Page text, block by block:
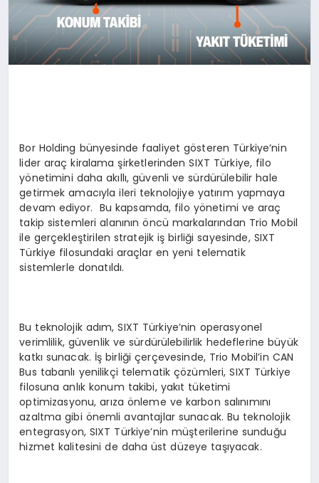
Bor Holding bünyesinde faaliyet gösteren Türkiye’nin
lider araç kiralama şirketlerinden SIXT Türkiye, filo
yönetimini daha akıllı, güvenli ve sürdürülebilir hale
getirmek amacıyla ileri teknolojiye yatırım yapmaya
devam ediyor. Bu kapsamda, filo yönetimi ve araç
takip sistemleri alanının öncü markalarından Trio Mobil
ile gerçekleştirilen stratejik iş birliği sayesinde, SIXT
Türkiye filosundaki araçlar en yeni telematik
sistemlerle donatıldı.
Bu teknolojik adım, SIXT Türkiye’nin operasyonel
verimlilik, güvenlik ve sürdürülebilirlik hedeflerine büyük
katkı sunacak. İş birliği çerçevesinde, Trio Mobil’in CAN
Bus tabanlı yenilikçi telematik çözümleri, SIXT Türkiye
filosuna anlık konum takibi, yakıt tüketimi
optimizasyonu, arıza önleme ve karbon salınımını
azaltma gibi önemli avantajlar sunacak. Bu teknolojik
entegrasyon, SIXT Türkiye’nin müşterilerine sunduğu
hizmet kalitesini de daha üst düzeye taşıyacak.